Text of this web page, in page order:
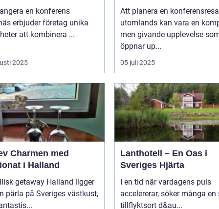
en konferens
erbjuder företag unika
att kombinera ...
2025
Att planera en konferensresa
utomlands kan vara en
men givande upplevelse
öppnar up...
05 juli 2025
Charmen med
i Halland
getaway Halland ligger
pärla på Sveriges västkust,
Lanthotell – En Oas i
Sveriges Hjärta
I en tid när vardagens puls
accelererar, söker många en
tillflyktsort d&au...